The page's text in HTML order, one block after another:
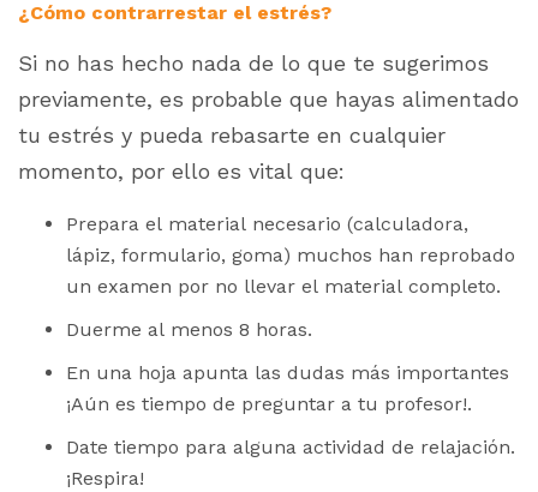
¿Cómo contrarrestar el estrés?
Si no has hecho nada de lo que te sugerimos
previamente, es probable que hayas alimentado
tu estrés y pueda rebasarte en cualquier
momento, por ello es vital que:
Prepara el material necesario (calculadora,
lápiz, formulario, goma) muchos han reprobado
un examen por no llevar el material completo.
Duerme al menos 8 horas.
En una hoja apunta las dudas más importantes
¡Aún es tiempo de preguntar a tu profesor!.
Date tiempo para alguna actividad de relajación.
¡Respira!